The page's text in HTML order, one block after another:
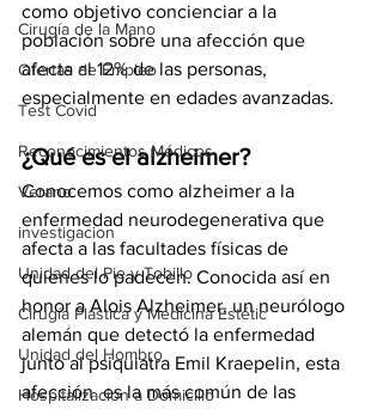
Cirugía de la Mano
Ofertas de Empleo
Test Covid
Reconocimientos Médicos
Verano
investigacion
Unidad del Pie y Tobillo
Cirugía Plástica y Medicina Estétic
Unidad del Hombro
Hospitalización a Domicilio
como objetivo concienciar a la
población sobre una afección que
afecta al 12% de las personas,
especialmente en edades avanzadas.
¿Qué es el alzheimer?
Conocemos como alzheimer a la
enfermedad neurodegenerativa que
afecta a las facultades físicas de
quienes lo padecen. Conocida así en
honor a Alois Alzheimer, un neurólogo
alemán que detectó la enfermedad
junto al psiquiatra Emil Kraepelin, esta
afección  es la más común de las